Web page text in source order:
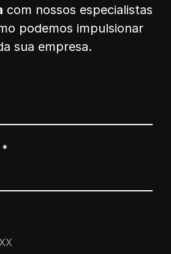
com nossos especialistas
podemos impulsionar
sua empresa.